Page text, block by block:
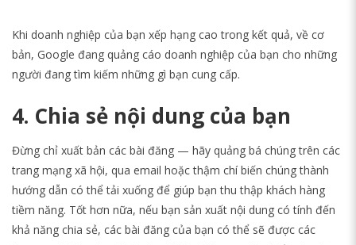
Khi doanh nghiệp của bạn xếp hạng cao trong kết quả, về cơ
bản, Google đang quảng cáo doanh nghiệp của bạn cho những
người đang tìm kiếm những gì bạn cung cấp.
4. Chia sẻ nội dung của bạn
Đừng chỉ xuất bản các bài đăng — hãy quảng bá chúng trên các
trang mạng xã hội, qua email hoặc thậm chí biến chúng thành
hướng dẫn có thể tải xuống để giúp bạn thu thập khách hàng
tiềm năng. Tốt hơn nữa, nếu bạn sản xuất nội dung có tính đến
khả năng chia sẻ, các bài đăng của bạn có thể sẽ được các